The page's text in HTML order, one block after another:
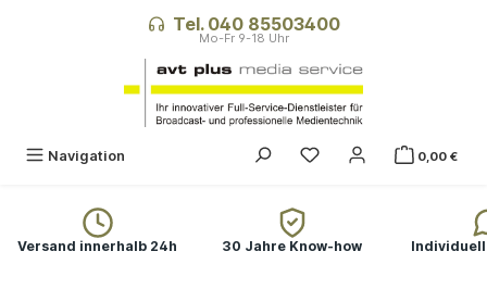
Tel. 040 85503400
Navigation Du hast 0 Produkte auf
0,00 €
Versand innerhalb 24h 30 Jahre Know-how